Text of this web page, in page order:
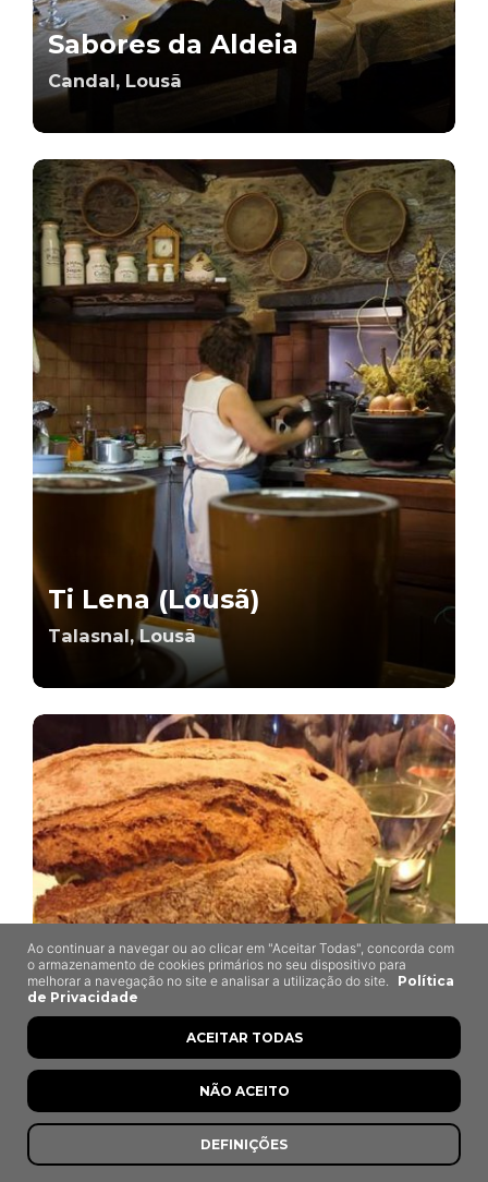
Sabores da Aldeia
Candal, Lousã
Ti Lena (Lousã)
Talasnal, Lousã
Ao continuar a navegar ou ao clicar em "Aceitar Todas", concorda com
o armazenamento de cookies primários no seu dispositivo para
melhorar a navegação no site e analisar a utilização do site.
Política
de Privacidade
DEFINIÇÕES
NÃO ACEITO
ACEITAR TODAS